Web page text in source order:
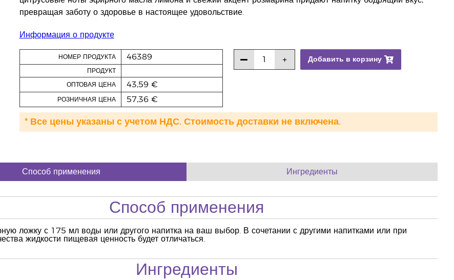
превращая заботу о здоровье в настоящее удовольствие.
Информация о продукте
НОМЕР ПРОДУКТА 46389
ПРОДУКТ
ОПТОВАЯ ЦЕНА 43,59 €
РОЗНИЧНАЯ ЦЕНА 57,36 €
Добавить в корзину
* Все цены указаны с учетом НДС. Стоимость доставки не включена.
Способ применения Ингредиенты
Способ применения
ложку с 175 мл воды или другого напитка на ваш выбор. В сочетании с другими напитками или при
жидкости пищевая ценность будет отличаться.
Ингредиенты